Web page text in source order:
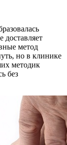
доставляет
метод
но в клинике
методик
без